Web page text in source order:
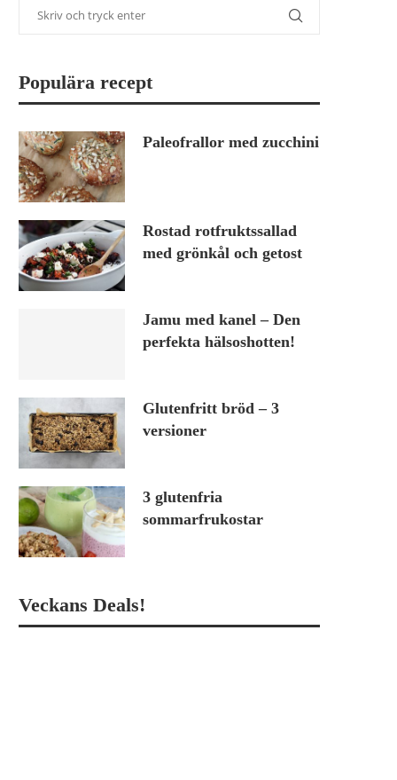
Populära recept
Paleofrallor med zucchini
Rostad rotfruktssallad
med grönkål och getost
Jamu med kanel – Den
perfekta hälsoshotten!
Glutenfritt bröd – 3
versioner
3 glutenfria
sommarfrukostar
Veckans Deals!